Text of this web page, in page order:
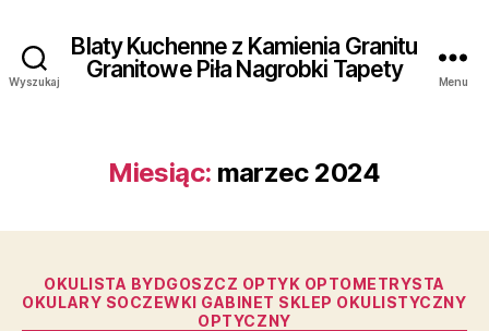
Wyszukaj
Blaty Kuchenne z Kamienia Granitu
Granitowe Piła Nagrobki Tapety
Menu
Miesiąc: marzec 2024
Kategorie
OKULISTA BYDGOSZCZ OPTYK OPTOMETRYSTA
OKULARY SOCZEWKI GABINET SKLEP OKULISTYCZNY
OPTYCZNY